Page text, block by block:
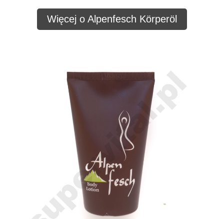
Więcej o Alpenfesch Körperöl